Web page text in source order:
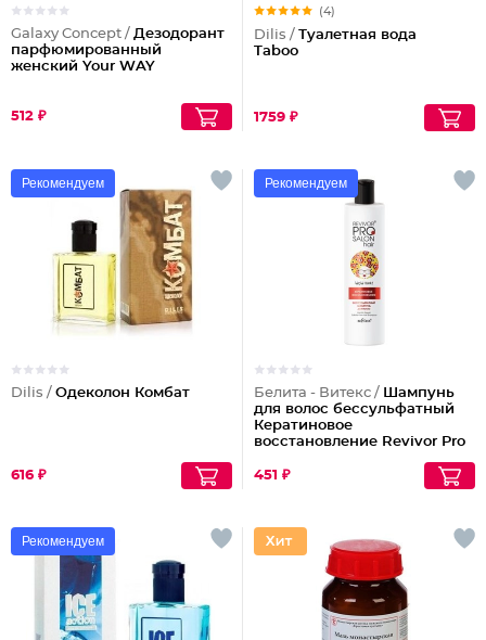
Galaxy Concept / Дезодорант
парфюмированный
женский Your WAY
512 ₽
(4)
Dilis / Туалетная вода
Taboo
1759 ₽
Рекомендуем
Dilis / Одеколон Комбат
616 ₽
Рекомендуем
Белита - Витекс / Шампунь
для волос бессульфатный
Кератиновое
восстановление Revivor Pro
451 ₽
Рекомендуем